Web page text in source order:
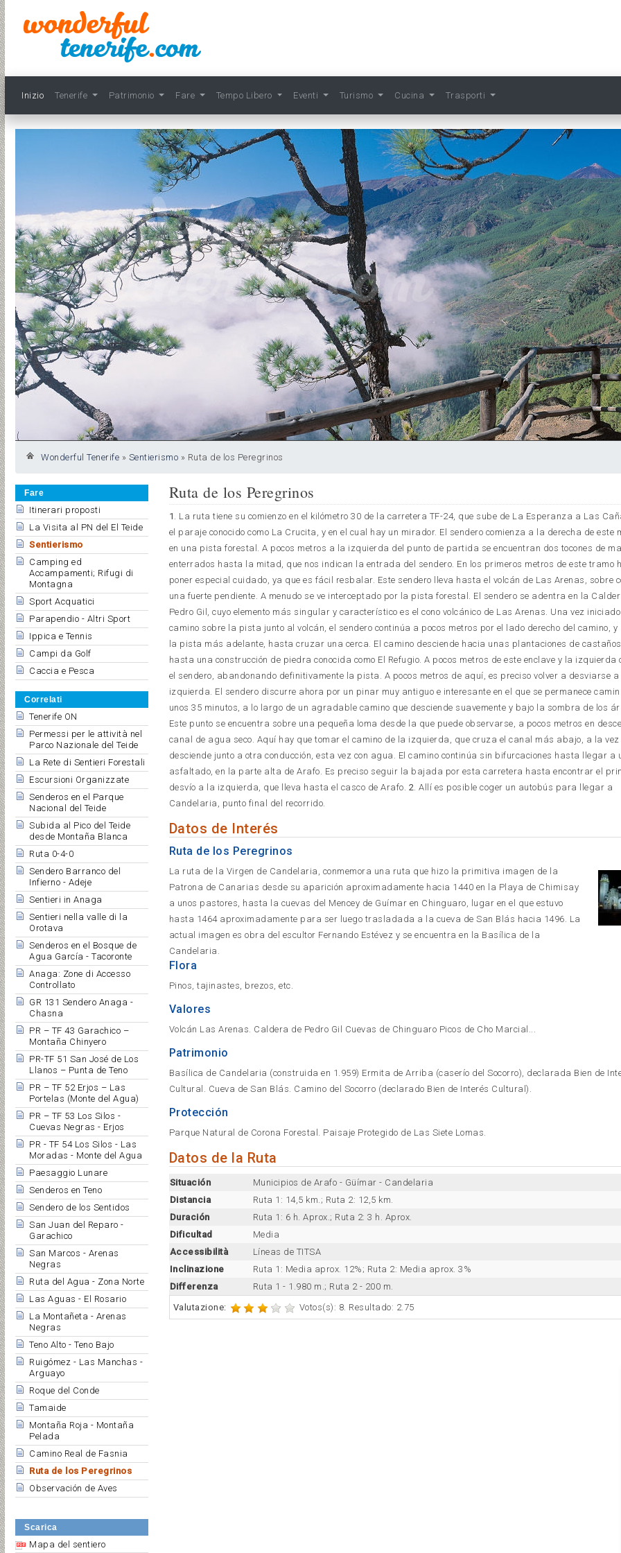
Inizio Tenerife Patrimonio Fare Tempo Libero Eventi Turismo Cucina Trasporti
Wonderful Tenerife » Sentierismo » Ruta de los Peregrinos
Fare
Itinerari proposti
La Visita al PN del El Teide
Sentierismo
Camping ed
Accampamenti; Rifugi di
Montagna
Sport Acquatici
Parapendio - Altri Sport
Ippica e Tennis
Campi da Golf
Caccia e Pesca
Correlati
Tenerife ON
Permessi per le attività nel
Parco Nazionale del Teide
La Rete di Sentieri Forestali
Escursioni Organizzate
Senderos en el Parque
Nacional del Teide
Subida al Pico del Teide
desde Montaña Blanca
Ruta 0-4-0
Sendero Barranco del
Infierno - Adeje
Sentieri in Anaga
Sentieri nella valle di la
Orotava
Senderos en el Bosque de
Agua García - Tacoronte
Anaga: Zone di Accesso
Controllato
GR 131 Sendero Anaga -
Chasna
PR – TF 43 Garachico –
Montaña Chinyero
PR-TF 51 San José de Los
Llanos – Punta de Teno
PR – TF 52 Erjos – Las
Portelas (Monte del Agua)
PR – TF 53 Los Silos -
Cuevas Negras - Erjos
PR - TF 54 Los Silos - Las
Moradas - Monte del Agua
Paesaggio Lunare
Senderos en Teno
Sendero de los Sentidos
San Juan del Reparo -
Garachico
San Marcos - Arenas
Negras
Ruta del Agua - Zona Norte
Las Aguas - El Rosario
La Montañeta - Arenas
Negras
Teno Alto - Teno Bajo
Ruigómez - Las Manchas -
Arguayo
Roque del Conde
Tamaide
Montaña Roja - Montaña
Pelada
Camino Real de Fasnia
Ruta de los Peregrinos
Observación de Aves
Scarica
Mapa del sentiero
Ruta de los Peregrinos
1 . La ruta tiene su comienzo en el kilómetro 30 de la carretera TF-24, que sube de La Esperanza a Las
el paraje conocido como La Crucita, y en el cual hay un mirador. El sendero comienza a la derecha de este
en una pista forestal. A pocos metros a la izquierda del punto de partida se encuentran dos tocones de
enterrados hasta la mitad, que nos indican la entrada del sendero. En los primeros metros de este tramo
poner especial cuidado, ya que es fácil resbalar. Este sendero lleva hasta el volcán de Las Arenas, sobre
una fuerte pendiente. A menudo se ve interceptado por la pista forestal. El sendero se adentra en la
Pedro Gil, cuyo elemento más singular y característico es el cono volcánico de Las Arenas. Una vez
camino sobre la pista junto al volcán, el sendero continúa a pocos metros por el lado derecho del camino, y
la pista más adelante, hasta cruzar una cerca. El camino desciende hacia unas plantaciones de
hasta una construcción de piedra conocida como El Refugio. A pocos metros de este enclave y la izquierda
el sendero, abandonando definitivamente la pista. A pocos metros de aquí, es preciso volver a desviarse
izquierda. El sendero discurre ahora por un pinar muy antiguo e interesante en el que se permanece
unos 35 minutos, a lo largo de un agradable camino que desciende suavemente y bajo la sombra de los
Este punto se encuentra sobre una pequeña loma desde la que puede observarse, a pocos metros en
canal de agua seco. Aquí hay que tomar el camino de la izquierda, que cruza el canal más abajo, a la vez
desciende junto a otra conducción, esta vez con agua. El camino continúa sin bifurcaciones hasta llegar a
asfaltado, en la parte alta de Arafo. Es preciso seguir la bajada por esta carretera hasta encontrar el
desvío a la izquierda, que lleva hasta el casco de Arafo. 2. Allí es posible coger un autobús para llegar a
Candelaria, punto final del recorrido.
Datos de Interés
Ruta de los Peregrinos
La ruta de la Virgen de Candelaria, conmemora una ruta que hizo la primitiva imagen de la
Patrona de Canarias desde su aparición aproximadamente hacia 1440 en la Playa de Chimisay
a unos pastores, hasta la cuevas del Mencey de Guímar en Chinguaro, lugar en el que estuvo
hasta 1464 aproximadamente para ser luego trasladada a la cueva de San Blás hacia 1496. La
actual imagen es obra del escultor Fernando Estévez y se encuentra en la Basílica de la
Candelaria.
Flora
Pinos, tajinastes, brezos, etc.
Valores
Volcán Las Arenas. Caldera de Pedro Gil Cuevas de Chinguaro Picos de Cho Marcial...
Patrimonio
Basílica de Candelaria (construida en 1.959) Ermita de Arriba (caserío del Socorro), declarada Bien de
Cultural. Cueva de San Blás. Camino del Socorro (declarado Bien de Interés Cultural).
Protección
Parque Natural de Corona Forestal. Paisaje Protegido de Las Siete Lomas.
Datos de la Ruta
Situación
Municipios de Arafo - Güímar - Candelaria
Distancia
Ruta 1: 14,5 km.; Ruta 2: 12,5 km.
Duración
Ruta 1: 6 h. Aprox.; Ruta 2: 3 h. Aprox.
Dificultad
Media
Accessibilità
Líneas de TITSA
Inclinazione
Ruta 1: Media aprox. 12%; Ruta 2: Media aprox. 3%
Differenza
Ruta 1 - 1.980 m.; Ruta 2 - 200 m.
Valutazione:
Votos(s): 8. Resultado: 2.75